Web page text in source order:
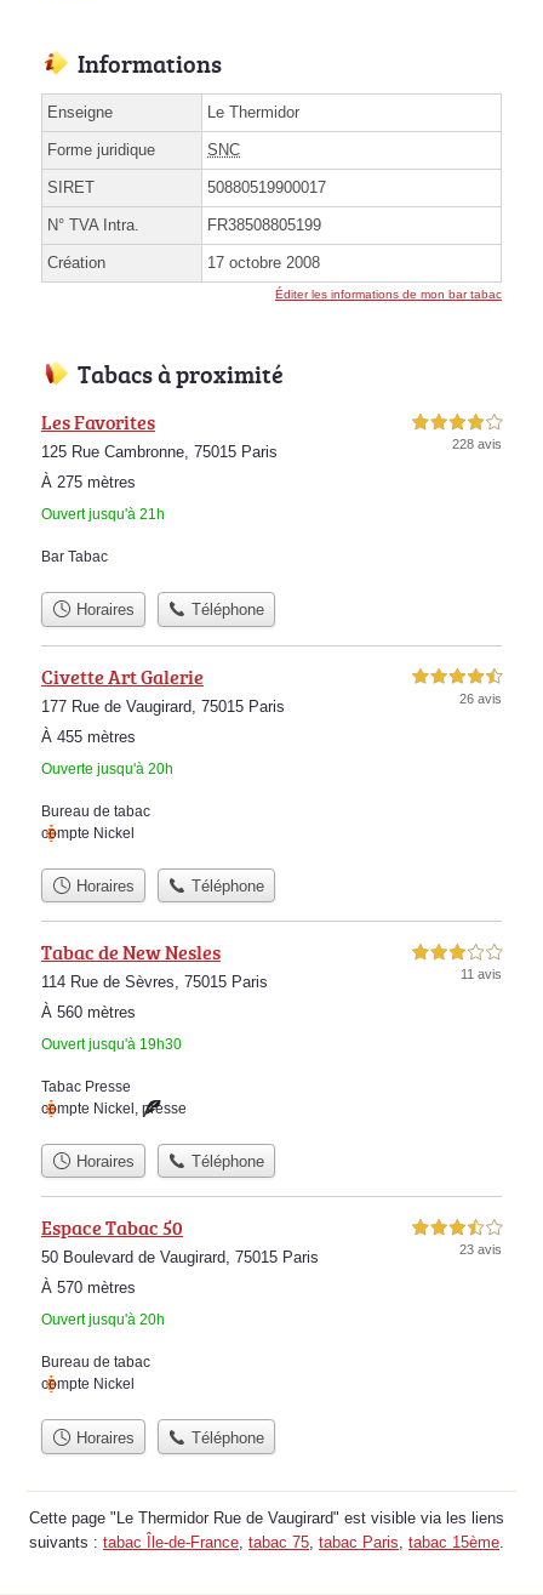
Informations
Enseigne Le Thermidor
Forme juridique SNC
SIRET 50880519900017
N° TVA Intra. FR38508805199
Création 17 octobre 2008
Éditer les informations de mon bar tabac
Tabacs à proximité
Les Favorites
125 Rue Cambronne, 75015 Paris
À 275 mètres
Ouvert jusqu'à 21h
4,0 étoiles sur 5
228 avis
Bar Tabac
Horaires Téléphone
Civette Art Galerie
177 Rue de Vaugirard, 75015 Paris
À 455 mètres
Ouverte jusqu'à 20h
4,5 étoiles sur 5
26 avis
Bureau de tabac
compte Nickel
Horaires Téléphone
Tabac de New Nesles
114 Rue de Sèvres, 75015 Paris
À 560 mètres
Ouvert jusqu'à 19h30
3,0 étoiles sur 5
11 avis
Tabac Presse
compte Nickel , presse
Horaires Téléphone
Espace Tabac 50
50 Boulevard de Vaugirard, 75015 Paris
À 570 mètres
Ouvert jusqu'à 20h
3,5 étoiles sur 5
23 avis
Bureau de tabac
compte Nickel
Horaires Téléphone
Cette page "Le Thermidor Rue de Vaugirard" est visible via les liens
suivants : tabac Île-de-France tabac 75 tabac Paris tabac 15ème